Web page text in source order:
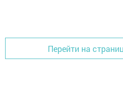
Перейти на